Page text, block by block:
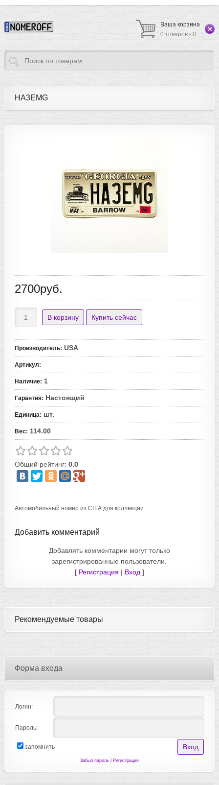
Ваша корзина
0 товаров - 0
HA3EMG
2700руб.
Производитель: USA
Артикул:
Наличие: 1
Гарантия: Настоящий
Единица: шт.
Вес: 114.00
Общий рейтинг: 0.0
Автомобильный номер из США для коллекции
Добавить комментарий
Добавлять комментарии могут только
зарегистрированные пользователи.
[ Регистрация | Вход ]
Рекомендуемые товары
Форма входа
Логин:
Пароль:
запомнить
Забыл пароль| Регистрация